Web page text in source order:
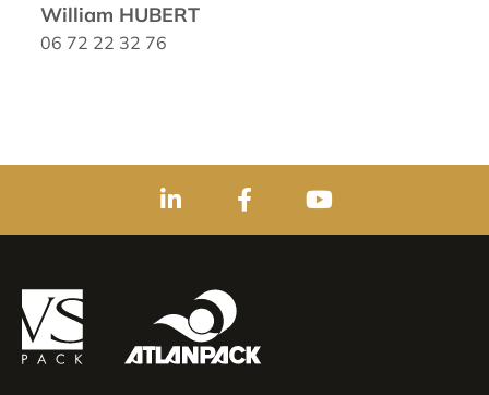
William HUBERT
06 72 22 32 76